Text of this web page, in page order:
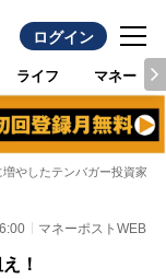
ログイン
ライフ マネー
やしたテンバガー投資家X
マネーポストWEB
！